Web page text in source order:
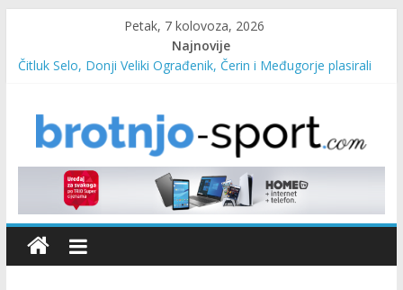
Petak, 7 kolovoza, 2026
Najnovije
Čitluk Selo, Donji Veliki Ograđenik, Čerin i Međugorje plasirali
Marin Čilić napredovao na ATP ljestvici
Poznati polufinalisti MNL MZ općine Čitluk – Brotnjo 2026.
Predsjednica Vlade Marija Buhač, ministar Ivo Bevanda i
načelnik Marin Radišić čestitali organizatoricama na realizaciji
sportsko edukativnog kampa “Izlazi vani”